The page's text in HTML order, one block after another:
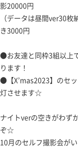
影20000円
（データは昼間ver30
き3000円
●お友達と同枠3組以上
ります！
●【X’mas2023】のセ
灯させます☆
ナイトverの空きがわず
ぞ☆
10月のセルフ撮影会が